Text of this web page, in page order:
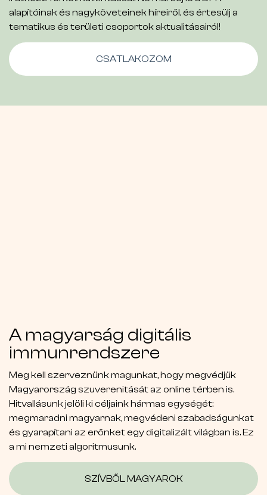
alapítóinak és nagyköveteinek híreiről, és értesülj a
tematikus és területi csoportok aktualitásairól!
CSATLAKOZOM
A magyarság digitális
immunrendszere
Meg kell szerveznünk magunkat, hogy megvédjük
Magyarország szuverenitását az online térben is.
Hitvallásunk jelöli ki céljaink hármas egységét:
megmaradni magyarnak, megvédeni szabadságunkat
és gyarapítani az erőnket egy digitalizált világban is. Ez
a mi nemzeti algoritmusunk.
SZÍVBŐL MAGYAROK